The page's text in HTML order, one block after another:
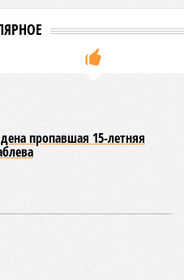
пропавшая 15-летняя